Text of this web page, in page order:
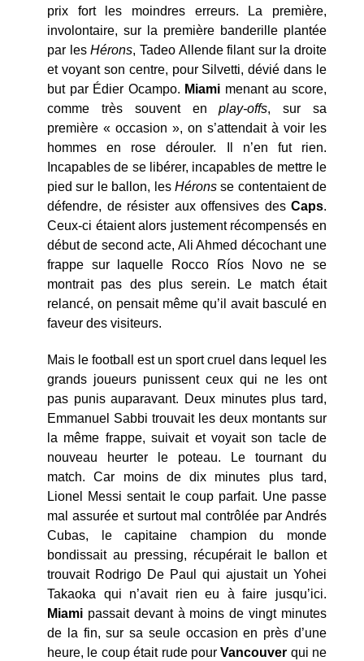
prix fort les moindres erreurs. La première,
involontaire, sur la première banderille plantée
par lesHérons, Tadeo Allende filant sur la droite
et voyant son centre, pour Silvetti, dévié dans le
but par Édier Ocampo. Miami menant au score,
comme très souvent enplay-offs, sur sa
première « occasion », on s’attendait à voir les
hommes en rose dérouler. Il n’en fut rien.
Incapables de se libérer, incapables de mettre le
pied sur le ballon, les Héronsse contentaient de
défendre, de résister aux offensives des Caps.
Ceux-ci étaient alors justement récompensés en
début de second acte, Ali Ahmed décochant une
frappe sur laquelle Rocco Ríos Novo ne se
montrait pas des plus serein. Le match était
relancé, on pensait même qu’il avait basculé en
faveur des visiteurs.
Mais le football est un sport cruel dans lequel les
grands joueurs punissent ceux qui ne les ont
pas punis auparavant. Deux minutes plus tard,
Emmanuel Sabbi trouvait les deux montants sur
la même frappe, suivait et voyait son tacle de
nouveau heurter le poteau. Le tournant du
match. Car moins de dix minutes plus tard,
Lionel Messi sentait le coup parfait. Une passe
mal assurée et surtout mal contrôlée par Andrés
Cubas, le capitaine champion du monde
bondissait au pressing, récupérait le ballon et
trouvait Rodrigo De Paul qui ajustait un Yohei
Takaoka qui n’avait rien eu à faire jusqu’ici.
Miami passait devant à moins de vingt minutes
de la fin, sur sa seule occasion en près d’une
heure, le coup était rude pourVancouver qui ne